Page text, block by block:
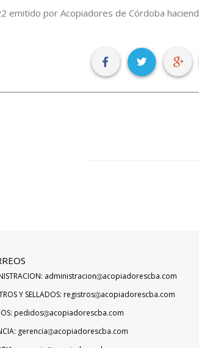
emitido por Acopiadores de Córdoba
administracion
acopiadorescba.com
Y SELLADOS: registros
acopiadorescba.com
pedidos
acopiadorescba.com
gerencia
acopiadorescba.com